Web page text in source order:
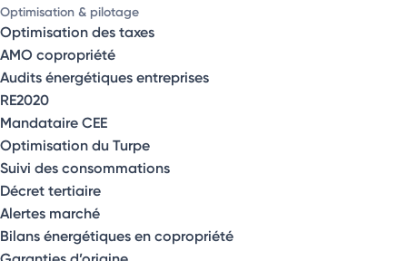
Optimisation & pilotage
Optimisation des taxes
AMO copropriété
Audits énergétiques entreprises
RE2020
Mandataire CEE
Optimisation du Turpe
Suivi des consommations
Décret tertiaire
Alertes marché
Bilans énergétiques en copropriété